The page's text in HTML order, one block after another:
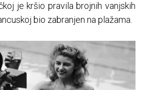
je kršio pravila brojnih vanjskih
bio zabranjen na plažama.